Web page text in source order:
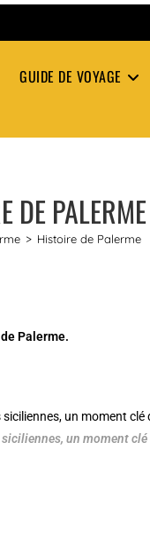
GUIDE DE VOYAGE
DE PALERME
> Histoire de Palerme
Palerme.
un moment